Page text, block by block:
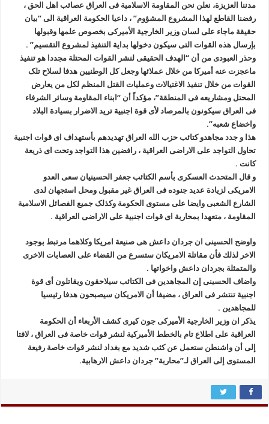
مدننا العزیزة، نعلن نحن المقاومة الاسلامیة فی العراق عصائب اهل الحق ،
رفضنا القاطع لهذا المشروع المشؤوم” ، داعیا الحکومة العراقیة الى “بیان
حقیقة ماجاء على لسان وزیر الخارجیة الأمیرکی بخصوص علمها وقبولها
بإرسال هذه القوات التی سیکون دخولها بدایة التنفیذ لمشروع التقسیم” .
وحذر العبودی من أن “الهدف الحقیقی لنشر القوات المحتلة مجددا هو تنفیذ
ماعجزت عنه أمیرکا من خلال عملائها وجعل کل الوطنیین هدفا لسلاح تلک
القوات من خلال تنفیذ الاغتیالات وعملیات القتل المنظم لکل من یعارض
المحتل ومشاریعه فی المنطقة”، مؤکداً أن “ابناء المقاومة وسائر الشرفاء
فی العراق سیکونون بالمرصاد لأی قوة اجنبیة ترید الاضرار بسیادة البلاد
واخضاع شعبه”.
هذا و جدد مجاهدو کتائب حزب الله العراق تهدیدهم بأستهداف ای قوات اجنبیة
تحاول التواجد على الاراضی العراقیة ، رافضین هذا التواجد وتحت ای ذریعة
کانت .
و قال المتحدث العسکری بأسم الکتائب جعفر الحسینیان سعی العدو
الامریکی لزیادة عدید جنوده فی العراق غیر مقبول ومحل استجهان لدى
الشارع الشعبی وایضا على مستوى الحکومة وکذلک جمیع الفصائل الاسلامیة
المقاومة ، متعهدا بمحاربة ای قوات اجنبیة على الاراضی العراقیة .
واوضح الحسینی ان جردان داعش هی صنیعة امریکا وکلاهما مرتبط بوجود
الاخر لذلك فأن مقاتلة الامریکان ستسرع من القضاء على العصابات الاخرى
والمتمثلة بجردان داعش واخواتها .
واضاف الحسینی إن المجاهدین فی الکتائب سیلاحقون ویقاتلون أی قوة
اجنبیة تنتشر فی العراق ، مضیفا أن الامریکان سیصبحون هدفا رئیسیا
للمجاهدین .
یذکر ان وزیر الخارجیة الأمیرکی جون کیری کشف الأربعاء أن الحکومة
العراقیة على اطلاع تام بالخطط الأمیرکیة لنشر قوات خاصة فی العراق ، لافتا
إلى أن واشنطن ستعمل عن کثب شدید مع بغداد لنشر قوات خاصة رفیعة
المستوى إلى العراق لـ”محاربة” جردان داعش الارهابیة.